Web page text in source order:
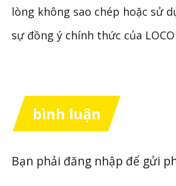
lòng không sao chép hoặc sử
sự đồng ý chính thức của
bình luận
Bạn phải đăng nhập để gửi